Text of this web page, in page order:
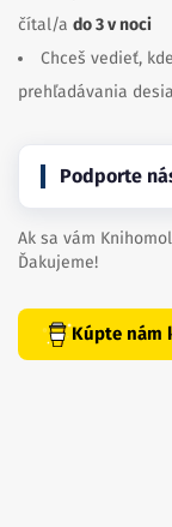
čítal/a do 3 v noci
Chceš vedieť,
prehľadávania
Podporte
Ak sa vám
Ďakujeme!
Kúpte nám